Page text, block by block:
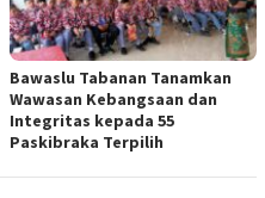
Bawaslu Tabanan Tanamkan
Wawasan Kebangsaan dan
Integritas kepada 55
Paskibraka Terpilih